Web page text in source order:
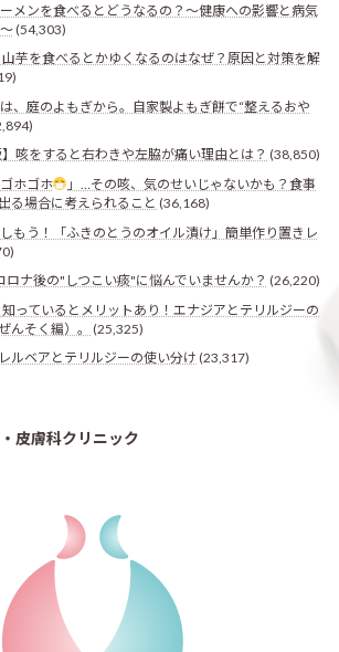
メンを食べるとどうなるの？〜健康への影響と病気
〜(54,303)
山芋を食べるとかゆくなるのはなぜ？原因と対策を解
、庭のよもぎから。自家製よもぎ餅で“整えるおや
】咳をすると右わきや左脇が痛い理由とは？ (38,850)
ホゴホ
」…その咳、気のせいじゃないかも？食事
る場合に考えられること (36,168)
もう！「ふきのとうのオイル漬け」簡単作り置きレ
ロナ後の"しつこい痰"に悩んでいませんか？ (26,220)
っているとメリットあり！エナジアとテリルジーの
んそく編）。
(25,325)
ルベアとテリルジーの使い分け (23,317)
皮膚科クリニック